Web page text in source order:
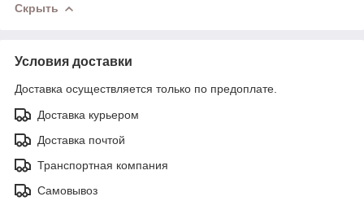
Скрыть
Условия доставки
Доставка осуществляется только по предоплате.
Доставка курьером
Доставка почтой
Транспортная компания
Самовывоз